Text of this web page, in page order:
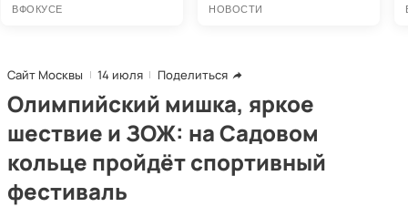
Сайт Москвы 14 июля Поделиться
Олимпийский мишка, яркое
шествие и ЗОЖ: на Садовом
кольце пройдёт спортивный
фестиваль